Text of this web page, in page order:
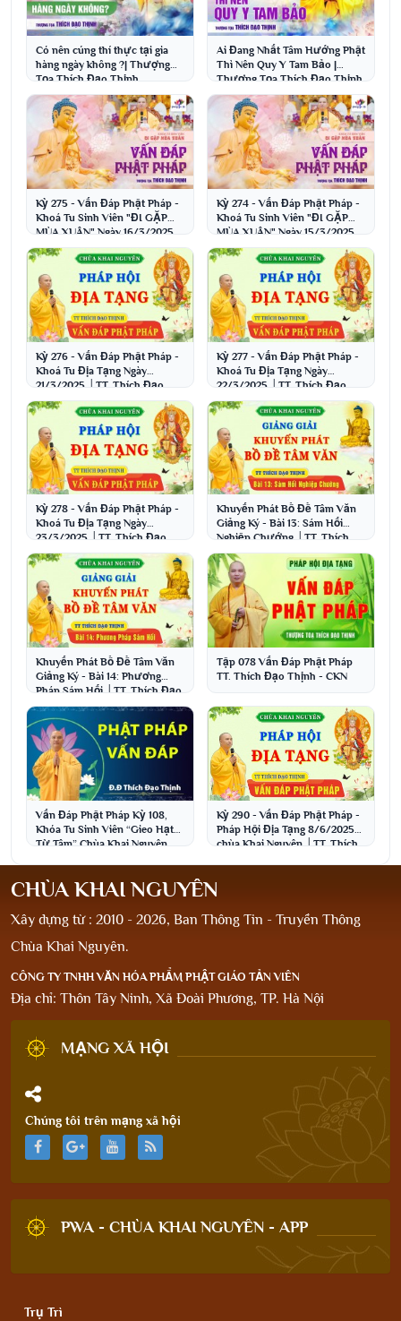
Có nên cúng thí thực tại gia
hàng ngày không ?| Thượng
Tọa Thích Đạo Thịnh
Ai Đang Nhất Tâm Hướng Phật
Thì Nên Quy Y Tam Bảo |
Thượng Tọa Thích Đạo Thịnh
Kỳ 275 - Vấn Đáp Phật Pháp -
Khoá Tu Sinh Viên "ĐI GẶP
MÙA XUÂN" Ngày 16/3/2025
│TT. Thích Đạo Thịnh
Kỳ 274 - Vấn Đáp Phật Pháp -
Khoá Tu Sinh Viên "ĐI GẶP
MÙA XUÂN" Ngày 15/3/2025
│TT. Thích Đạo Thịnh
Kỳ 276 - Vấn Đáp Phật Pháp -
Khoá Tu Địa Tạng Ngày
21/3/2025 │TT. Thích Đạo
Thịnh
Kỳ 277 - Vấn Đáp Phật Pháp -
Khoá Tu Địa Tạng Ngày
22/3/2025 │TT. Thích Đạo
Thịnh
Kỳ 278 - Vấn Đáp Phật Pháp -
Khoá Tu Địa Tạng Ngày
23/3/2025 │TT. Thích Đạo
Thịnh
Khuyến Phát Bồ Đề Tâm Văn
Giảng Ký - Bài 13: Sám Hối
Nghiệp Chướng │TT. Thích
Đạo Thịnh
Khuyến Phát Bồ Đề Tâm Văn
Giảng Ký - Bài 14: Phương
Pháp Sám Hối │TT. Thích Đạo
Thịnh
Tập 078 Vấn Đáp Phật Pháp
TT. Thích Đạo Thịnh - CKN
Vấn Đáp Phật Pháp Kỳ 108,
Khóa Tu Sinh Viên “Gieo Hạt
Từ Tâm” Chùa Khai Nguyên
Kỳ 290 - Vấn Đáp Phật Pháp -
Pháp Hội Địa Tạng 8/6/2025
chùa Khai Nguyên │TT. Thích
CHÙA KHAI NGUYÊN
Xây dựng từ : 2010 - 2026, Ban Thông Tin - Truyền Thông
Chùa Khai Nguyên.
CÔNG TY TNHH VĂN HÓA PHẨM PHẬT GIÁO TẢN VIÊN
Địa chỉ: Thôn Tây Ninh, Xã Đoài Phương, TP. Hà Nội
MẠNG XÃ HỘI
Chúng tôi trên mạng xã hội
PWA - CHÙA KHAI NGUYÊN - APP
Trụ Trì